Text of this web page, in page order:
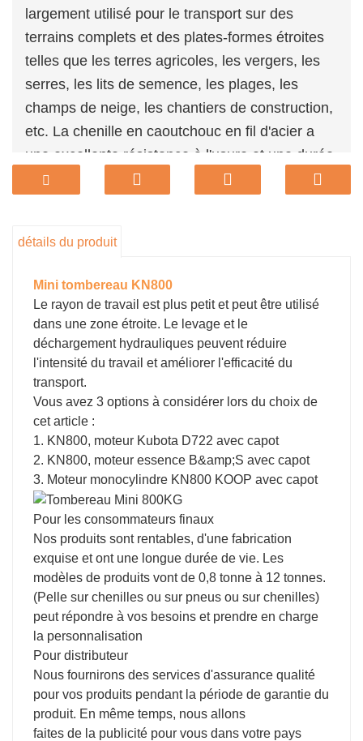
largement utilisé pour le transport sur des
terrains complets et des plates-formes étroites
telles que les terres agricoles, les vergers, les
serres, les lits de semence, les plages, les
champs de neige, les chantiers de construction,
etc. La chenille en caoutchouc en fil d'acier a
une excellente résistance à l'usure et une durée
de vie plus longue. Il a une grande traction, de
rentable. Avec la poignée centralisée, il est
détails du produit
Mini tombereau KN800
Le rayon de travail est plus petit et peut être utilisé
dans une zone étroite. Le levage et le
déchargement hydrauliques peuvent réduire
l'intensité du travail et améliorer l'efficacité du
transport.
Vous avez 3 options à considérer lors du choix de
cet article :
1. KN800, moteur Kubota D722 avec capot
2. KN800, moteur essence B&amp;S avec capot
3. Moteur monocylindre KN800 KOOP avec capot
Pour les consommateurs finaux
Nos produits sont rentables, d'une fabrication
exquise et ont une longue durée de vie. Les
modèles de produits vont de 0,8 tonne à 12 tonnes.
(Pelle sur chenilles ou sur pneus ou sur chenilles)
peut répondre à vos besoins et prendre en charge
la personnalisation
Pour distributeur
Nous fournirons des services d'assurance qualité
pour vos produits pendant la période de garantie du
produit. En même temps, nous allons
faites de la publicité pour vous dans votre pays